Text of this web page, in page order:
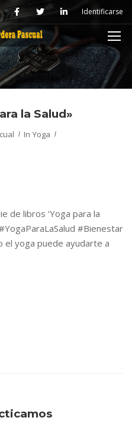
Identificarse
la Salud»
In Yoga
de libros ‘Yoga para la
#Bienestar
el yoga puede ayudarte a